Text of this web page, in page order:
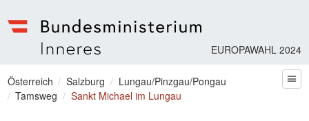
EUROPAWAHL 2024
Sie befinden sich hier
Österreich Salzburg
Lungau/Pinzgau/Pongau
Tamsweg
Sankt Michael im Lungau